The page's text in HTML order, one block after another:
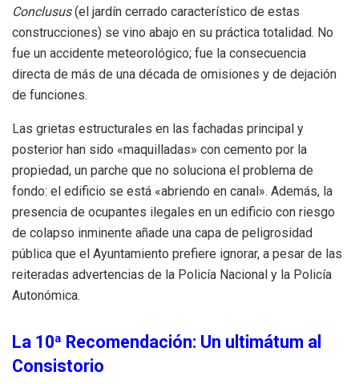
Conclusus(el jardín cerrado característico de estas
construcciones) se vino abajo en su práctica totalidad. No
fue un accidente meteorológico; fue la consecuencia
directa de más de una década de omisiones y de dejación
de funciones.
Las grietas estructurales en las fachadas principal y
posterior han sido «maquilladas» con cemento por la
propiedad, un parche que no soluciona el problema de
fondo: el edificio se está «abriendo en canal». Además, la
presencia de ocupantes ilegales en un edificio con riesgo
de colapso inminente añade una capa de peligrosidad
pública que el Ayuntamiento prefiere ignorar, a pesar de las
reiteradas advertencias de la Policía Nacional y la Policía
Autonómica.
La 10ª Recomendación: Un ultimátum al
Consistorio